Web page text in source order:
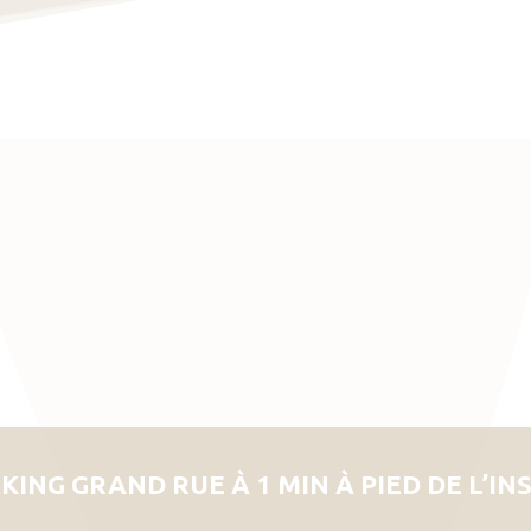
GRAND RUE À 1 MIN À PIED DE